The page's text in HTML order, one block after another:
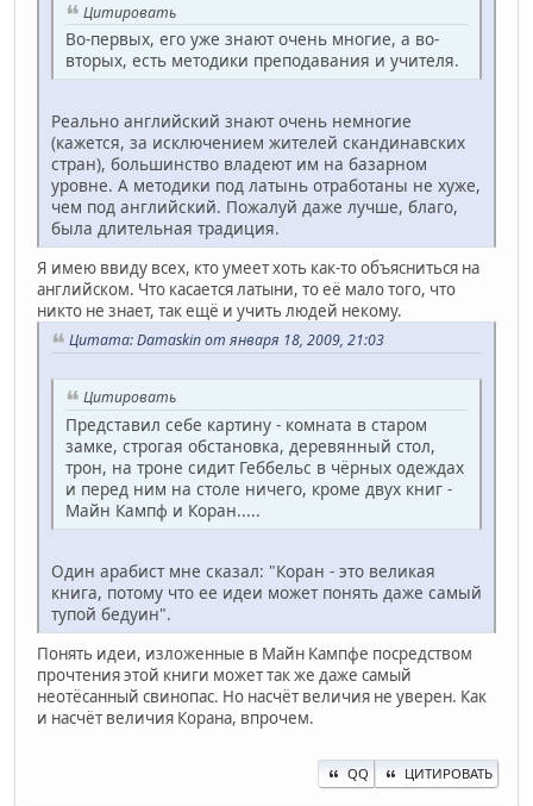
Цитировать
Во-первых, его уже знают очень многие, а во-
вторых, есть методики преподавания и учителя.
Реально английский знают очень немногие
(кажется, за исключением жителей скандинавских
стран), большинство владеют им на базарном
уровне. А методики под латынь отработаны не хуже,
чем под английский. Пожалуй даже лучше, благо,
была длительная традиция.
Я имею ввиду всех, кто умеет хоть как-то объясниться на
английском. Что касается латыни, то её мало того, что
никто не знает, так ещё и учить людей некому.
Цитата: Damaskin от января 18, 2009, 21:03
Цитировать
Представил себе картину - комната в старом
замке, строгая обстановка, деревянный стол,
трон, на троне сидит Геббельс в чёрных одеждах
и перед ним на столе ничего, кроме двух книг -
Майн Кампф и Коран.....
Один арабист мне сказал: "Коран - это великая
книга, потому что ее идеи может понять даже самый
тупой бедуин".
Понять идеи, изложенные в Майн Кампфе посредством
прочтения этой книги может так же даже самый
неотёсанный свинопас. Но насчёт величия не уверен. Как
и насчёт величия Корана, впрочем.
QQ ЦИТИРОВАТЬ